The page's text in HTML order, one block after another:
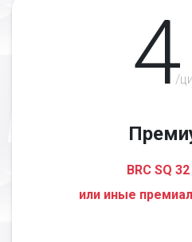
4/
BRC SQ
или иные